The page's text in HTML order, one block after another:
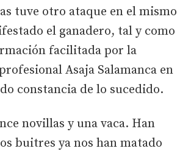
tuve otro ataque en el mismo
el ganadero, tal y como
facilitada por la
Asaja Salamanca en
constancia de lo sucedido.
novillas y una vaca. Han
buitres ya nos han matado